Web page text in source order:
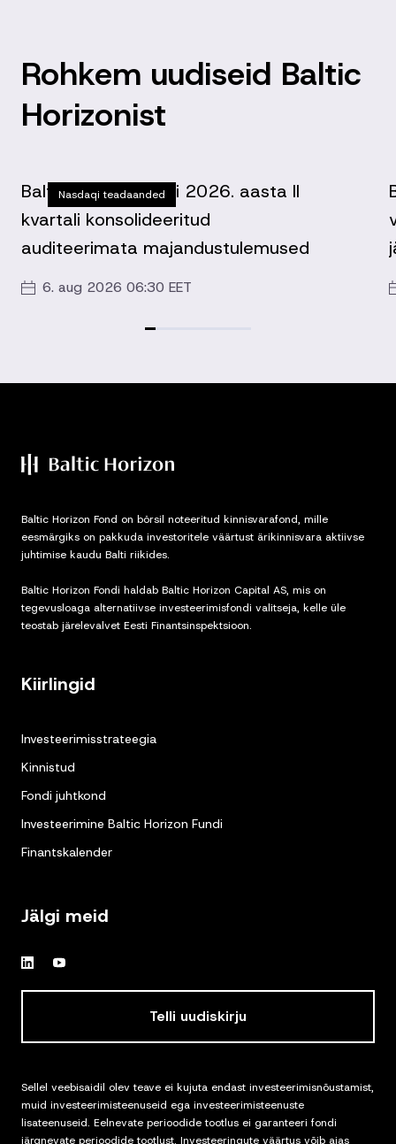
Rohkem uudiseid Baltic
Horizonist
Nasdaqi teadaanded
Baltic Horizon Fondi 2026. aasta II
kvartali konsolideeritud
auditeerimata majandustulemused
6. aug 2026 06:30 EET
Baltic Horizon Fond on börsil noteeritud kinnisvarafond, mille
eesmärgiks on pakkuda investoritele väärtust ärikinnisvara aktiivse
juhtimise kaudu Balti riikides.
Baltic Horizon Fondi haldab Baltic Horizon Capital AS, mis on
tegevusloaga alternatiivse investeerimisfondi valitseja, kelle üle
teostab järelevalvet Eesti Finantsinspektsioon.
Kiirlingid
Investeerimisstrateegia
Kinnistud
Fondi juhtkond
Investeerimine Baltic Horizon Fundi
Finantskalender
Jälgi meid
Telli uudiskirju
Sellel veebisaidil olev teave ei kujuta endast investeerimisnõustamist,
muid investeerimisteenuseid ega investeerimisteenuste
lisateenuseid. Eelnevate perioodide tootlus ei garanteeri fondi
järgnevate perioodide tootlust. Investeeringute väärtus võib ajas